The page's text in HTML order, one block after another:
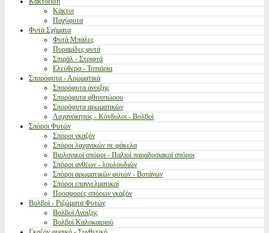
Κάκτοι
Παχύφυτα
Φυτά Σχήματα
Φυτά Μπάλες
Πυραμίδες φυτά
Σπιράλ - Στριφτά
Ελεύθερα - Τοπιάρια
Σπορόφυτα - Αρωματικά
Σπορόφυτα άνοιξης
Σπορόφυτα φθινοπώρου
Σπορόφυτα αρωματικών
Λαχανόκηπος - Κόνδυλοι - Βολβοί
Σπόροι Φυτών
Σπόροι γκαζόν
Σπόροι λαχανικών σε φάκελα
Βιολογικοί σπόροι - Παλιοί παραδοσιακοί σπόροι
Σπόροι ανθέων - λουλουδιών
Σπόροι αρωματικών φυτών - Βοτάνων
Σπόροι επαγγελματικοί
Προσφορές σπόρων γκαζόν
Βολβοί - Ριζώματα Φυτών
Βολβοί Ανοιξης
Βολβοί Καλοκαιριού